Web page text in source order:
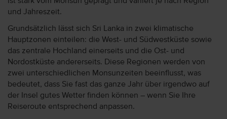
und Jahreszeit.
Grundsätzlich lässt sich Sri Lanka in zwei klimatische
Hauptzonen einteilen: die West- und Südwestküste sowie
das zentrale Hochland einerseits und die Ost- und
Nordostküste andererseits. Diese Regionen werden von
zwei unterschiedlichen Monsunzeiten beeinflusst, was
bedeutet, dass Sie fast das ganze Jahr über irgendwo auf
der Insel gutes Wetter finden können – wenn Sie Ihre
Reiseroute entsprechend anpassen.